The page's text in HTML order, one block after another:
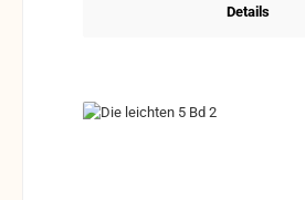
Details